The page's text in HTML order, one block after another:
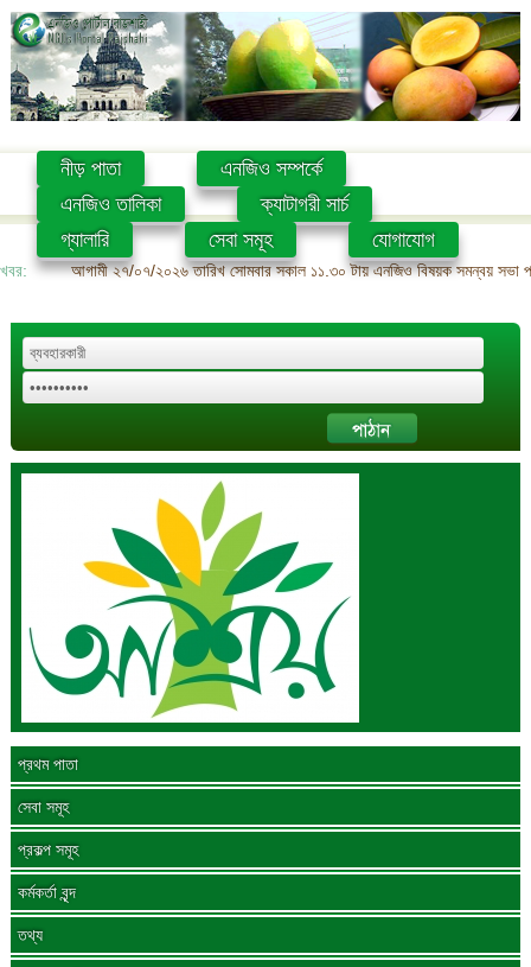
নীড় পাতা
এনজিও সম্পর্কে
এনজিও তালিকা
ক্যাটাগরী সার্চ
গ্যালারি
সেবা সমূহ যোগাযোগ
খবর: আগামী ২৭/০৭/২০২৬ তারিখ সোমবার সকাল ১১.৩০ টায় এনজিও বিষয়ক সমন্বয় সভা
প্রথম পাতা
সেবা সমূহ
প্রকল্প সমূহ
কর্মকর্তা বৃন্দ
তথ্য